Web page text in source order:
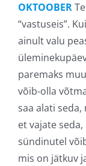
OKTOOBER
“vastuseis”.
ainult valu
paremaks
võib-olla
saa alati
et vajate
sündinutel
mis on jätkuv